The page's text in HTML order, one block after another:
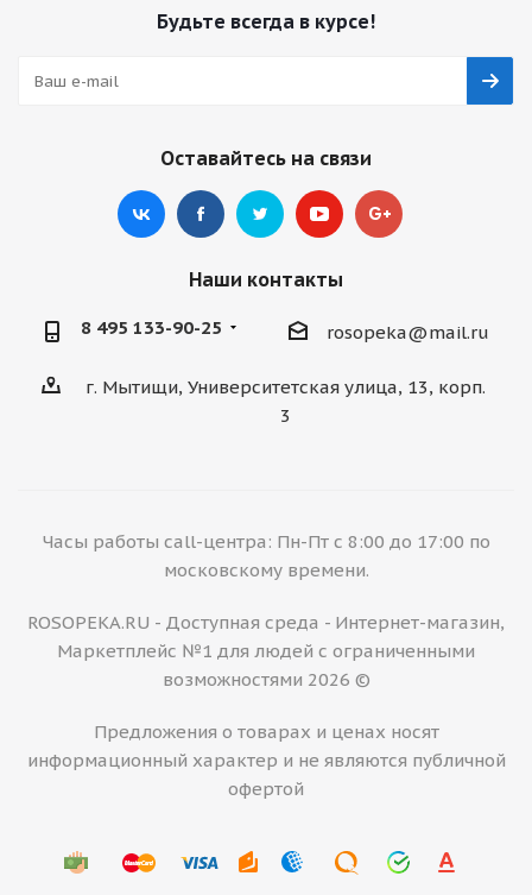
Будьте всегда в курсе!
Оставайтесь на связи
Наши контакты
8 495 133-90-25 rosopeka@mail.ru
г. Мытищи, Университетская улица, 13, корп.
3
Часы работы call-центра: Пн-Пт с 8:00 до 17:00 по
московскому времени.
ROSOPEKA.RU - Доступная среда - Интернет-магазин,
Маркетплейс №1 для людей с ограниченными
возможностями 2026 ©
Предложения о товарах и ценах носят
информационный характер и не являются публичной
офертой